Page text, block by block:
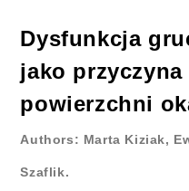
Dysfunkcja
jako
powierzchni
Authors: Marta Kiziak,
Szaflik.